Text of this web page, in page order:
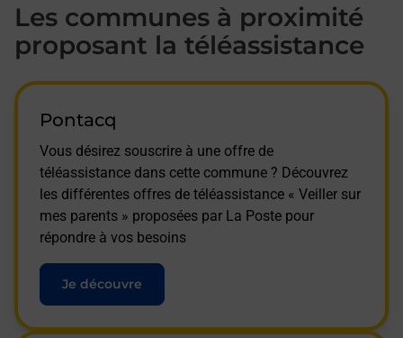
Les communes à proximité
proposant la téléassistance
Pontacq
Vous désirez souscrire à une offre de
téléassistance dans cette commune ? Découvrez
les différentes offres de téléassistance « Veiller sur
mes parents » proposées par La Poste pour
répondre à vos besoins
Je découvre